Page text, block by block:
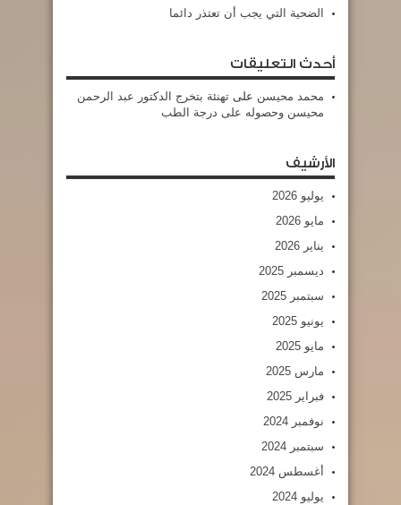
الضحية التي يجب أن تعتذر دائما
أحدث التعليقات
محمد محيسن على تهنئة بتخرج الدكتور عبد الرحمن
محيسن وحصوله على درجة الطب
الأرشيف
يوليو 2026
مايو 2026
يناير 2026
ديسمبر 2025
سبتمبر 2025
يونيو 2025
مايو 2025
مارس 2025
فبراير 2025
نوفمبر 2024
سبتمبر 2024
أغسطس 2024
يوليو 2024